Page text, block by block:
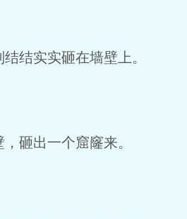
结实实砸在墙壁上。
砸出一个窟窿来。